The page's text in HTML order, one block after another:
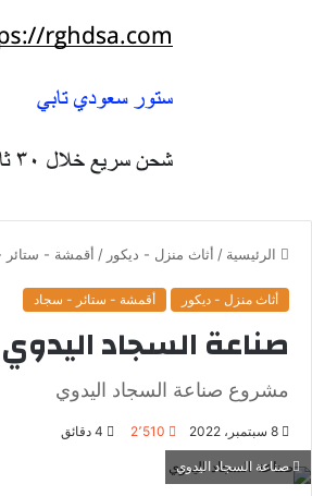
الرئيسية / أثاث منزل - ديكور / أقمشة - ستائر
أثاث منزل - ديكور أقمشة - ستائر - سجاد
صناعة السجاد اليدوي
مشروع صناعة السجاد اليدوي
8 سبتمبر، 2022 2٬510
صناعة السجاد اليدوي